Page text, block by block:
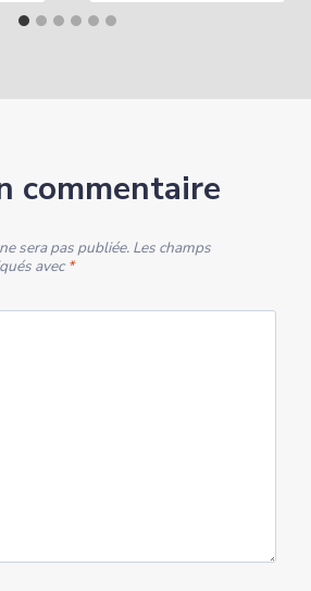
commentaire
sera pas publiée. Les champs
avec*